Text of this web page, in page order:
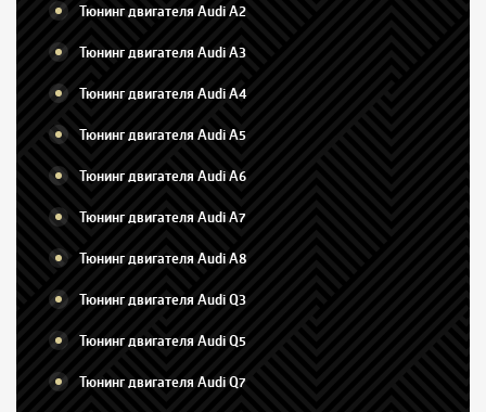
Тюнинг двигателя Audi A2
Тюнинг двигателя Audi A3
Тюнинг двигателя Audi A4
Тюнинг двигателя Audi A5
Тюнинг двигателя Audi A6
Тюнинг двигателя Audi A7
Тюнинг двигателя Audi A8
Тюнинг двигателя Audi Q3
Тюнинг двигателя Audi Q5
Тюнинг двигателя Audi Q7